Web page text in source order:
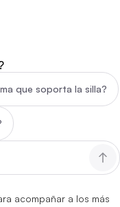
que soporta la silla?
acompañar a los más